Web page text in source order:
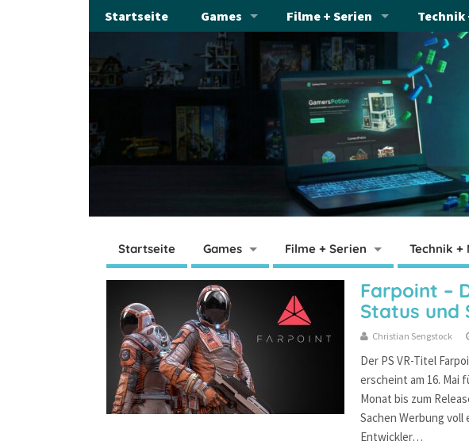
Startseite Games Filme + Serien
Startseite Games Filme + Serien Technik
Farpoint –
Status und
Christian Sengstock
Der PS VR-Titel
erscheint am 16. Mai
Monat bis zum
Sachen Werbung
Entwickler…